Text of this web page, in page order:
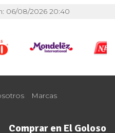
06/08/2026 20:40
Marcas
Comprar en El Goloso